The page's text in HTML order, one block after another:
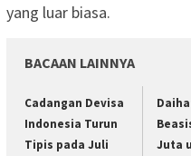
yang luar biasa.
BACAAN LAINNYA
Cadangan Devisa
Indonesia Turun
Tipis pada Juli
Juta